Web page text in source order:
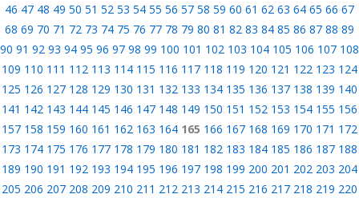
46 47 48 49 50 51 52 53 54 55 56 57 58 59 60 61 62 63 64 65 66 67
68 69 70 71 72 73 74 75 76 77 78 79 80 81 82 83 84 85 86 87 88 89
90 91 92 93 94 95 96 97 98 99 100 101 102 103 104 105 106 107 108
109 110 111 112 113 114 115 116 117 118 119 120 121 122 123 124
125 126 127 128 129 130 131 132 133 134 135 136 137 138 139 140
141 142 143 144 145 146 147 148 149 150 151 152 153 154 155 156
157 158 159 160 161 162 163 164 165 166 167 168 169 170 171 172
173 174 175 176 177 178 179 180 181 182 183 184 185 186 187 188
189 190 191 192 193 194 195 196 197 198 199 200 201 202 203 204
205 206 207 208 209 210 211 212 213 214 215 216 217 218 219 220